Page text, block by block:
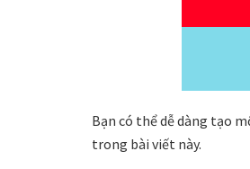
Bạn có thể dễ dàng tạo
trong bài viết này.